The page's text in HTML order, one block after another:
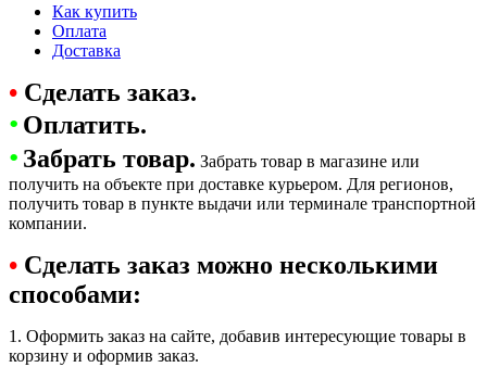
Как купить
Оплата
Доставка
• Сделать заказ.
• Оплатить.
• Забрать товар. Забрать товар в магазине или
получить на объекте при доставке курьером. Для регионов,
получить товар в пункте выдачи или терминале транспортной
компании.
• Сделать заказ можно несколькими
способами:
1. Оформить заказ на сайте, добавив интересующие товары в
корзину и оформив заказ.